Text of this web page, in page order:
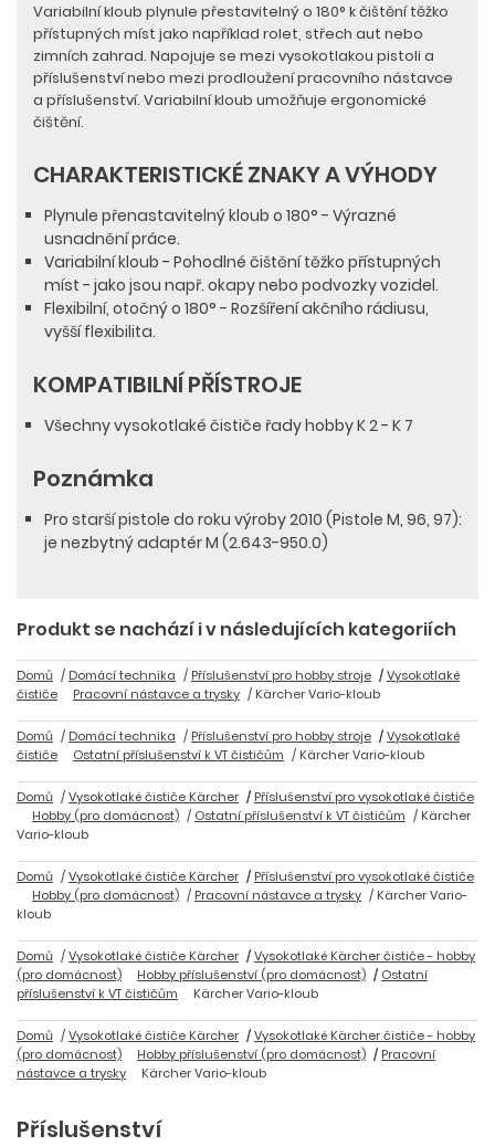
Variabilní kloub plynule přestavitelný o 180° k čištění těžko
přístupných míst jako například rolet, střech aut nebo
zimních zahrad. Napojuje se mezi vysokotlakou pistoli a
příslušenství nebo mezi prodloužení pracovního nástavce
a příslušenství. Variabilní kloub umožňuje ergonomické
čištění.
CHARAKTERISTICKÉ ZNAKY A VÝHODY
Plynule přenastavitelný kloub o 180° - Výrazné
usnadnění práce.
Variabilní kloub - Pohodlné čištění těžko přístupných
míst - jako jsou např. okapy nebo podvozky vozidel.
Flexibilní, otočný o 180° - Rozšíření akčního rádiusu,
vyšší flexibilita.
KOMPATIBILNÍ PŘÍSTROJE
Všechny vysokotlaké čističe řady hobby K 2 - K 7
Poznámka
Pro starší pistole do roku výroby 2010 (Pistole M, 96, 97):
je nezbytný adaptér M (2.643-950.0)
Produkt se nachází i v následujících kategoriích
Domů Domácí technika Příslušenství pro hobby stroje
Vysokotlaké
čističe
Pracovní nástavce a trysky Kärcher Vario-kloub
Domů Domácí technika Příslušenství pro hobby stroje
Vysokotlaké
čističe
Ostatní příslušenství k VT čističům Kärcher Vario-kloub
Domů Vysokotlaké čističe Kärcher
Příslušenství pro vysokotlaké čističe
Hobby (pro domácnost)
Ostatní příslušenství k VT čističům
Kärcher
Vario-kloub
Domů Vysokotlaké čističe Kärcher
Příslušenství pro vysokotlaké čističe
Hobby (pro domácnost)
Pracovní nástavce a trysky
Kärcher Vario-
kloub
Domů Vysokotlaké čističe Kärcher
Vysokotlaké Kärcher čističe - hobby
(pro domácnost)
Hobby příslušenství (pro domácnost)
Ostatní
příslušenství k VT čističům
Kärcher Vario-kloub
Domů Vysokotlaké čističe Kärcher
Vysokotlaké Kärcher čističe - hobby
(pro domácnost)
Hobby příslušenství (pro domácnost)
Pracovní
nástavce a trysky
Kärcher Vario-kloub
Příslušenství